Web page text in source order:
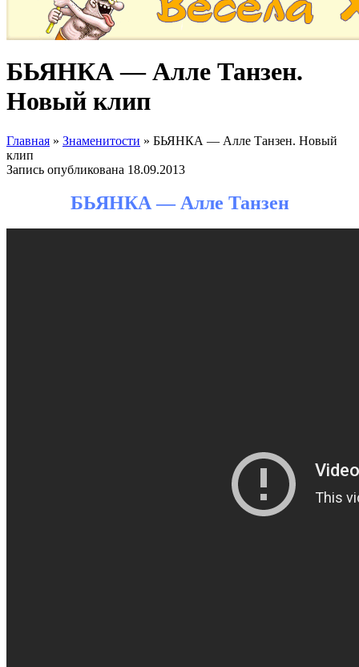
БЬЯНКА — Алле Танзен.
Новый клип
Главная » Знаменитости » БЬЯНКА — Алле Танзен. Новый
клип
Запись опубликована 18.09.2013
БЬЯНКА — Алле Танзен